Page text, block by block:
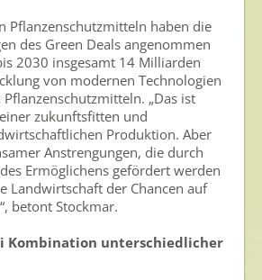
Pflanzenschutzmitteln haben die
des Green Deals angenommen
2030 insgesamt 14 Milliarden
von modernen Technologien
„Das ist
zukunftsfitten und
Produktion. Aber
Anstrengungen, die durch
Ermöglichens gefördert werden
Landwirtschaft der Chancen auf
betont Stockmar.
Kombination unterschiedlicher